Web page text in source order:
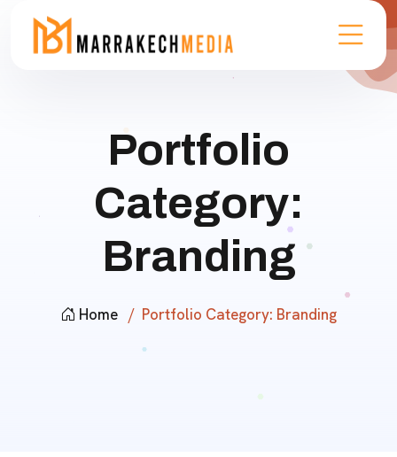
Portfolio
Category:
Branding
Home Portfolio Category: Branding